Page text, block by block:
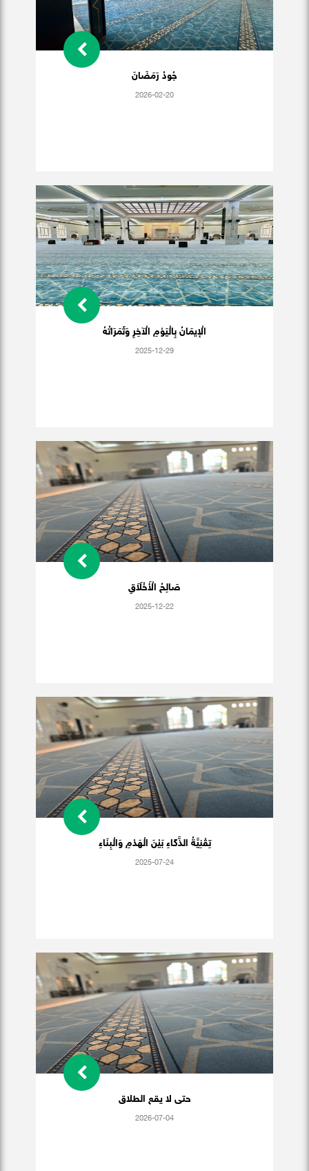
جُودُ رَمَضَانَ
2026-02-20
الْإيمَانُ بِالْيَوْمِ الْآخِرِ وَثَمَرَاتُهُ
2025-12-29
صَالِحُ الْأَخْلَاَقِ
2025-12-22
تِقْنِيَّةُ الذَّكَاءِ بَيْنَ الْهَدْمِ وَالْبِنَاءِ
2025-07-24
حتى لا يقع الطلاق
2026-07-04